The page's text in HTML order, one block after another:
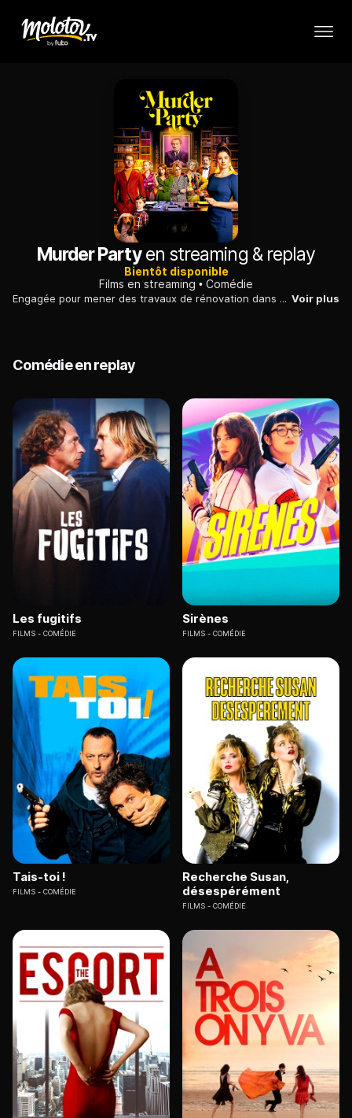
Murder Partyen streaming & replay
Bientôt disponible
Films en streaming
Comédie
Engagée pour mener des travaux de rénovation dans un manoir, une architecte se retrouve embarquée dans une chasse au meurtrier similaire à un jeu. Voir plus
Comédie en replay
Les fugitifs
FILMS COMÉDIE
Sirènes
FILMS COMÉDIE
Tais-toi !
FILMS COMÉDIE
Recherche Susan,
désespérément
FILMS COMÉDIE